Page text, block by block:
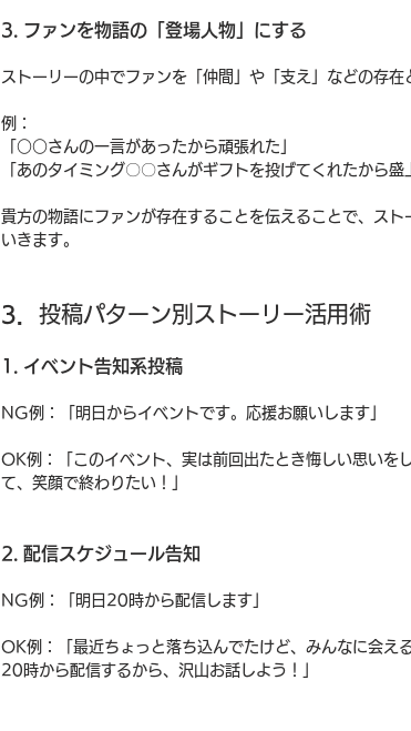
3. ファンを物語の「登場人物」にする
ストーリーの中でファンを「仲間」や「支え」などの存在
例：
「○○さんの一言があったから頑張れた」
「あのタイミング〇〇さんがギフトを投げてくれたから盛
貴方の物語にファンが存在することを伝えることで、ス
いきます。
3． 投稿パターン別ストーリー活用術
1. イベント告知系投稿
NG例：「明日からイベントです。応援お願いします」
OK例：「このイベント、実は前回出たとき悔しい思いを
て、笑顔で終わりたい！」
2. 配信スケジュール告知
NG例：「明日20時から配信します」
OK例：「最近ちょっと落ち込んでたけど、みんなに会え
20時から配信するから、沢山お話しよう！」